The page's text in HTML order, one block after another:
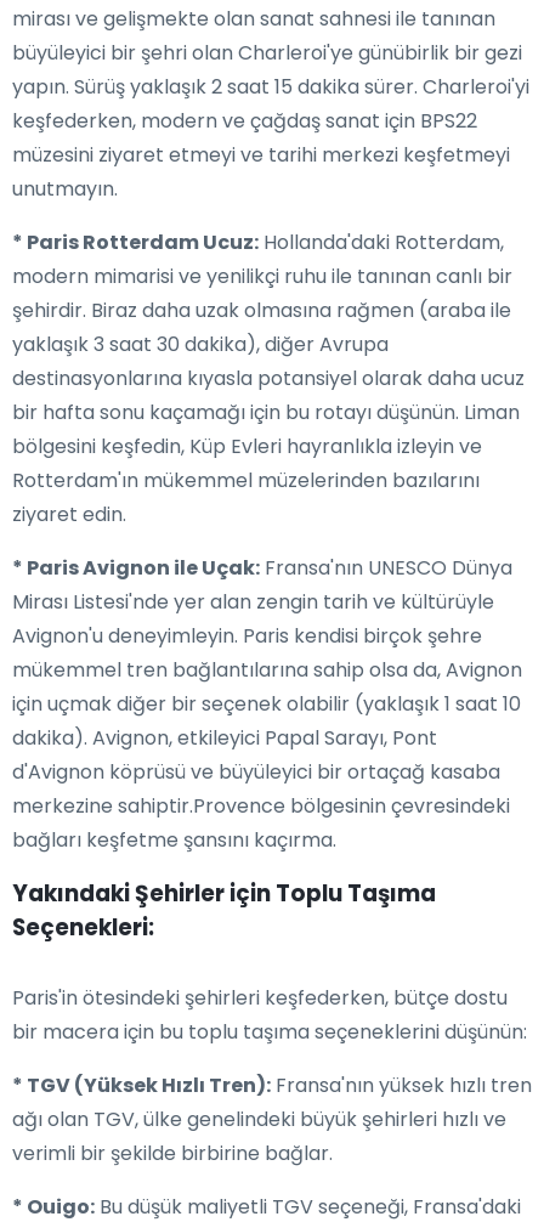
mirası ve gelişmekte olan sanat sahnesi ile tanınan
büyüleyici bir şehri olan Charleroi'ye günübirlik bir gezi
yapın. Sürüş yaklaşık 2 saat 15 dakika sürer. Charleroi'yi
keşfederken, modern ve çağdaş sanat için BPS22
müzesini ziyaret etmeyi ve tarihi merkezi keşfetmeyi
unutmayın.
* Paris Rotterdam Ucuz: Hollanda'daki Rotterdam,
modern mimarisi ve yenilikçi ruhu ile tanınan canlı bir
şehirdir. Biraz daha uzak olmasına rağmen (araba ile
yaklaşık 3 saat 30 dakika), diğer Avrupa
destinasyonlarına kıyasla potansiyel olarak daha ucuz
bir hafta sonu kaçamağı için bu rotayı düşünün. Liman
bölgesini keşfedin, Küp Evleri hayranlıkla izleyin ve
Rotterdam'ın mükemmel müzelerinden bazılarını
ziyaret edin.
* Paris Avignon ile Uçak: Fransa'nın UNESCO Dünya
Mirası Listesi'nde yer alan zengin tarih ve kültürüyle
Avignon'u deneyimleyin. Paris kendisi birçok şehre
mükemmel tren bağlantılarına sahip olsa da, Avignon
için uçmak diğer bir seçenek olabilir (yaklaşık 1 saat 10
dakika). Avignon, etkileyici Papal Sarayı, Pont
d'Avignon köprüsü ve büyüleyici bir ortaçağ kasaba
merkezine sahiptir.Provence bölgesinin çevresindeki
bağları keşfetme şansını kaçırma.
Yakındaki Şehirler için Toplu Taşıma
Seçenekleri:
Paris'in ötesindeki şehirleri keşfederken, bütçe dostu
bir macera için bu toplu taşıma seçeneklerini düşünün:
* TGV (Yüksek Hızlı Tren): Fransa'nın yüksek hızlı tren
ağı olan TGV, ülke genelindeki büyük şehirleri hızlı ve
verimli bir şekilde birbirine bağlar.
* Ouigo: Bu düşük maliyetli TGV seçeneği, Fransa'daki